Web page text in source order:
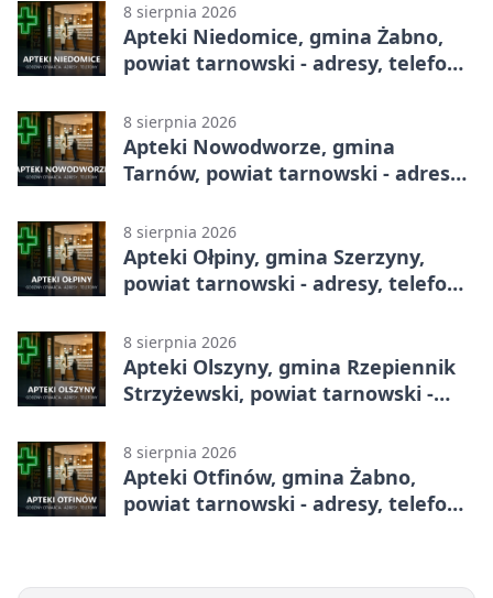
8 sierpnia 2026
Apteki Niedomice, gmina Żabno,
powiat tarnowski - adresy, telefony,
8 sierpnia 2026
Apteki Nowodworze, gmina
Tarnów, powiat tarnowski - adresy,
8 sierpnia 2026
Apteki Ołpiny, gmina Szerzyny,
powiat tarnowski - adresy, telefony,
8 sierpnia 2026
Apteki Olszyny, gmina Rzepiennik
Strzyżewski, powiat tarnowski -
8 sierpnia 2026
Apteki Otfinów, gmina Żabno,
powiat tarnowski - adresy, telefony,